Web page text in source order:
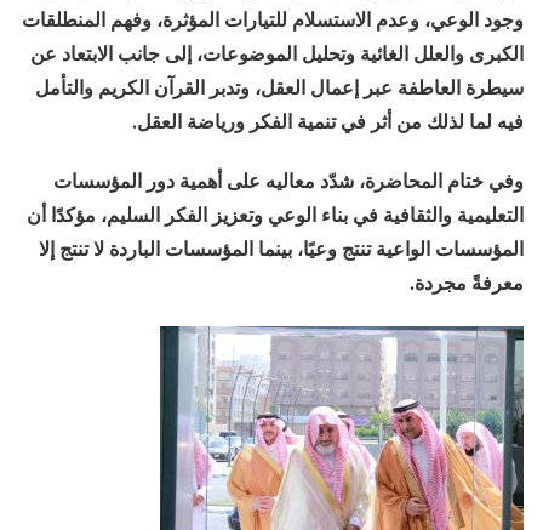
وجود الوعي، وعدم الاستسلام للتيارات المؤثرة، وفهم المنطلقات
الكبرى والعلل الغائية وتحليل الموضوعات، إلى جانب الابتعاد عن
سيطرة العاطفة عبر إعمال العقل، وتدبر القرآن الكريم والتأمل
فيه لما لذلك من أثر في تنمية الفكر ورياضة العقل.
وفي ختام المحاضرة، شدّد معاليه على أهمية دور المؤسسات
التعليمية والثقافية في بناء الوعي وتعزيز الفكر السليم، مؤكدًا أن
المؤسسات الواعية تنتج وعيًا، بينما المؤسسات الباردة لا تنتج إلا
معرفةً مجردة.